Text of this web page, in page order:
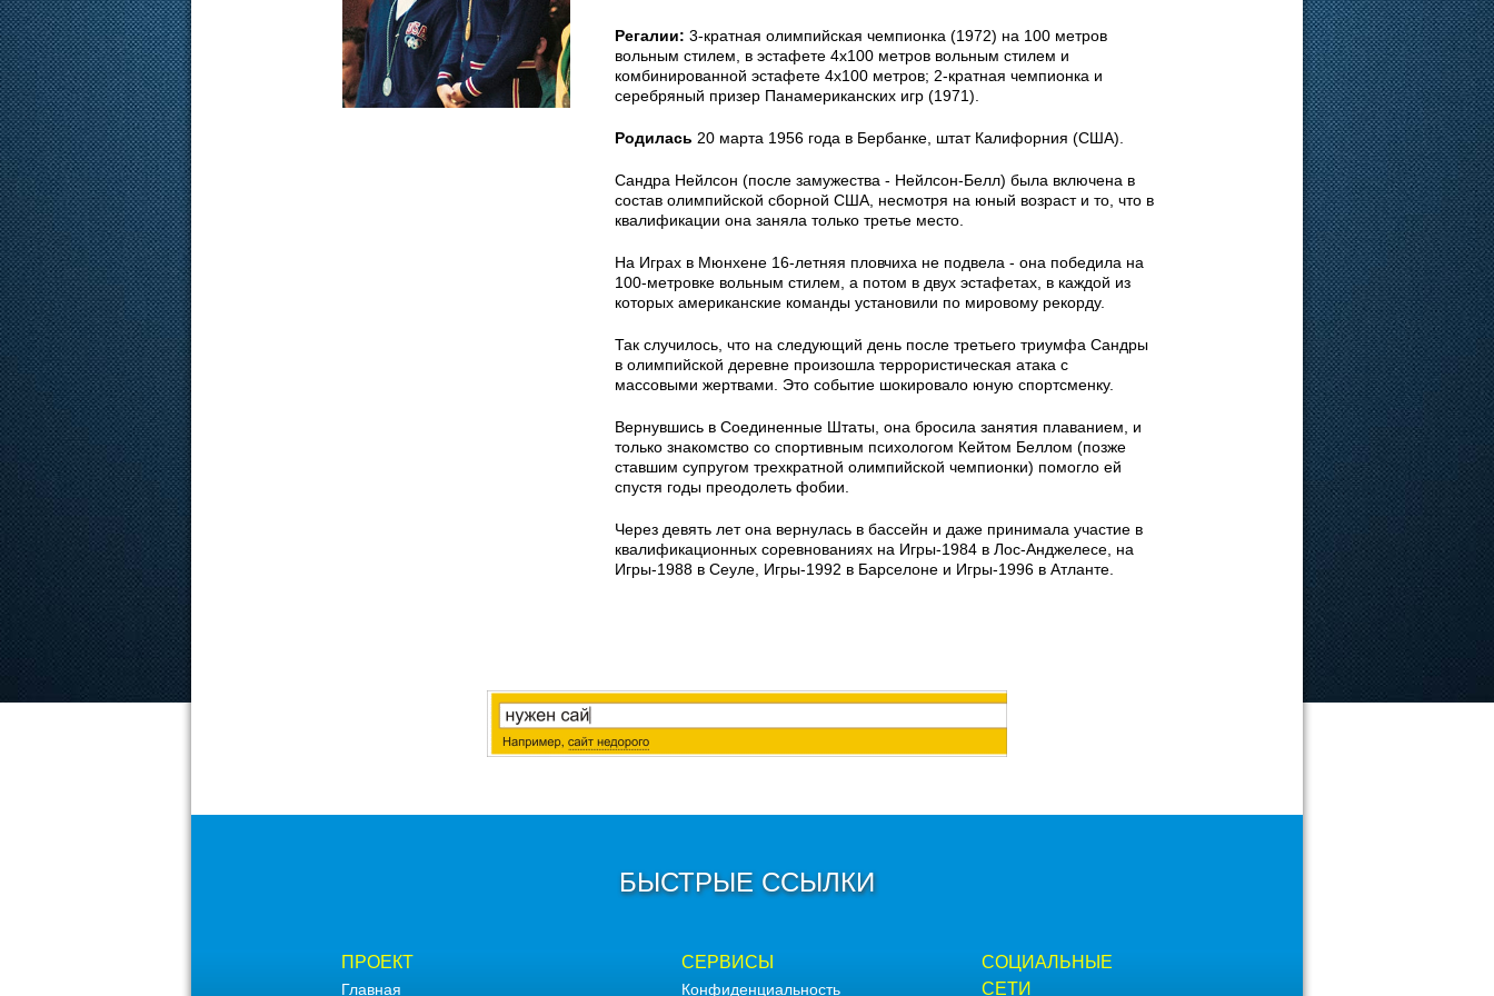
Регалии: 3-кратная олимпийская чемпионка (1972) на 100 метров
вольным стилем, в эстафете 4х100 метров вольным стилем и
комбинированной эстафете 4х100 метров; 2-кратная чемпионка и
серебряный призер Панамериканских игр (1971).
Родилась 20 марта 1956 года в Бербанке, штат Калифорния (США).
Сандра Нейлсон (после замужества - Нейлсон-Белл) была включена в
состав олимпийской сборной США, несмотря на юный возраст и то, что в
квалификации она заняла только третье место.
На Играх в Мюнхене 16-летняя пловчиха не подвела - она победила на
100-метровке вольным стилем, а потом в двух эстафетах, в каждой из
которых американские команды установили по мировому рекорду.
Так случилось, что на следующий день после третьего триумфа Сандры
в олимпийской деревне произошла террористическая атака с
массовыми жертвами. Это событие шокировало юную спортсменку.
Вернувшись в Соединенные Штаты, она бросила занятия плаванием, и
только знакомство со спортивным психологом Кейтом Беллом (позже
ставшим супругом трехкратной олимпийской чемпионки) помогло ей
спустя годы преодолеть фобии.
Через девять лет она вернулась в бассейн и даже принимала участие в
квалификационных соревнованиях на Игры-1984 в Лос-Анджелесе, на
Игры-1988 в Сеуле, Игры-1992 в Барселоне и Игры-1996 в Атланте.
БЫСТРЫЕ ССЫЛКИ
ПРОЕКТ
Главная
СЕРВИСЫ
Конфиденциальность
СОЦИАЛЬНЫЕ
СЕТИ